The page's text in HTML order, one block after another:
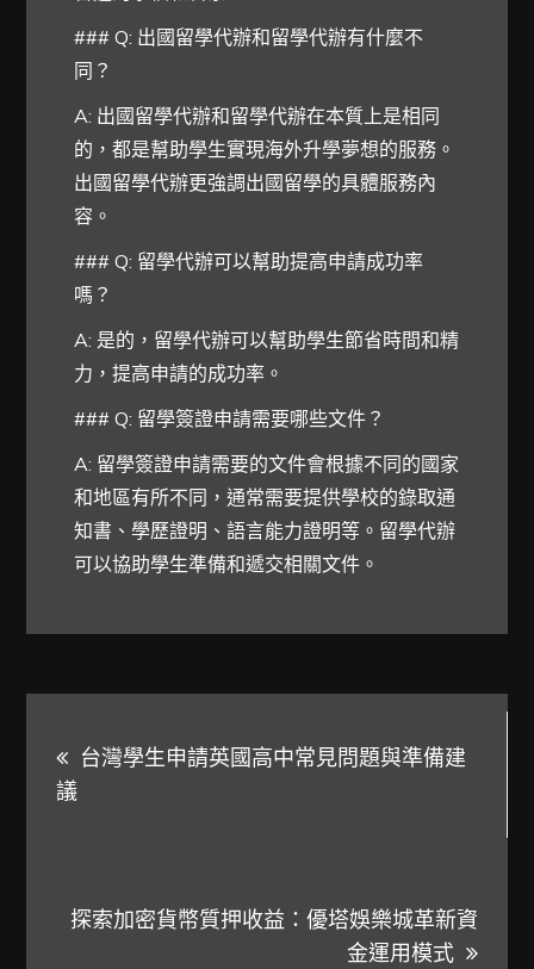
### Q: 出國留學代辦和留學代辦有什麼不
同？
A: 出國留學代辦和留學代辦在本質上是相同
的，都是幫助學生實現海外升學夢想的服務。
出國留學代辦更強調出國留學的具體服務內
容。
### Q: 留學代辦可以幫助提高申請成功率
嗎？
A: 是的，留學代辦可以幫助學生節省時間和精
力，提高申請的成功率。
### Q: 留學簽證申請需要哪些文件？
A: 留學簽證申請需要的文件會根據不同的國家
和地區有所不同，通常需要提供學校的錄取通
知書、學歷證明、語言能力證明等。留學代辦
可以協助學生準備和遞交相關文件。
章
覽
台灣學生申請英國高中常見問題與準備建
議
探索加密貨幣質押收益：優塔娛樂城革新資
金運用模式